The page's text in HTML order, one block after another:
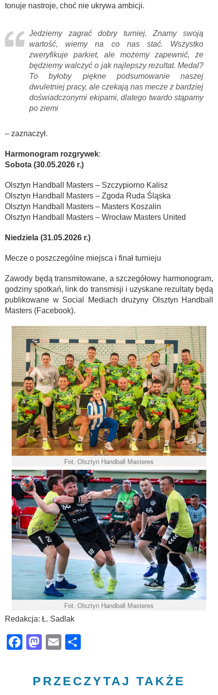
tonuje nastroje, choć nie ukrywa ambicji.
Jedziemy zagrać dobry turniej. Znamy swoją
wartość, wiemy na co nas stać. Wszystko
zweryfikuje parkiet, ale możemy zapewnić, że
będziemy walczyć o jak najlepszy rezultat. Medal?
To byłoby piękne podsumowanie naszej
dwuletniej pracy, ale czekają nas mecze z bardziej
doświadczonymi ekipami, dlatego twardo stąpamy
po ziemi
– zaznaczył.
Harmonogram rozgrywek:
Sobota (30.05.2026 r.)
Olsztyn Handball Masters – Szczypiorno Kalisz
Olsztyn Handball Masters – Zgoda Ruda Śląska
Olsztyn Handball Masters – Masters Koszalin
Olsztyn Handball Masters – Wrocław Masters United
Niedziela (31.05.2026 r.)
Mecze o poszczególne miejsca i finał turnieju
Zawody będą transmitowane, a szczegółowy harmonogram,
godziny spotkań, link do transmisji i uzyskane rezultaty będą
publikowane w Social Mediach drużyny Olsztyn Handball
Masters (Facebook).
Fot. Olsztyn Handball Masteres
Fot. Olsztyn Handball Masteres
Redakcja: Ł. Sadlak
Facebook
Mastodon
Email
PRZECZYTAJ TAKŻE